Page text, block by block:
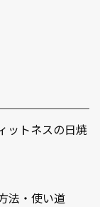
ットネスの日焼
法・使い道